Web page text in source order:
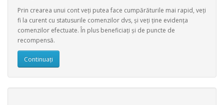
Prin crearea unui cont veți putea face cumpărăturile mai rapid, veți
fi la curent cu statusurile comenzilor dvs, şi veți ţine evidenţa
comenzilor efectuate. În plus beneficiați şi de puncte de
recompensă.
Continuați